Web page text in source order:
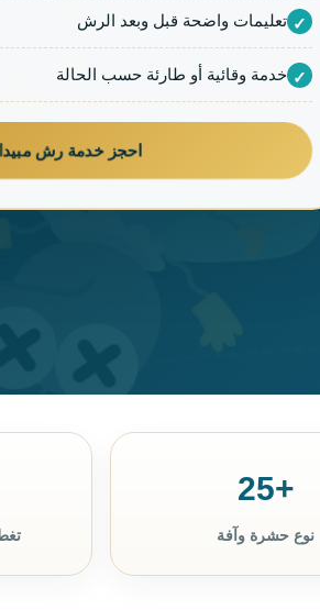
تعليمات واضحة قبل وبعد الرش
خدمة وقائية أو طارئة حسب الحالة
احجز خدمة رش
+25
نوع حشرة وآفة